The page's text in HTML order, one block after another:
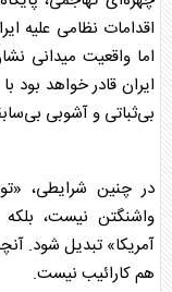
اقدامات نظامی علیه
اما واقعیت میدانی
ایران قادر خواهد بود
بی‌ثباتی و آشوبی
در چنین شرایطی،
واشنگتن نیست،
آمریکا» تبدیل شود.
هم کارائیب نیست.